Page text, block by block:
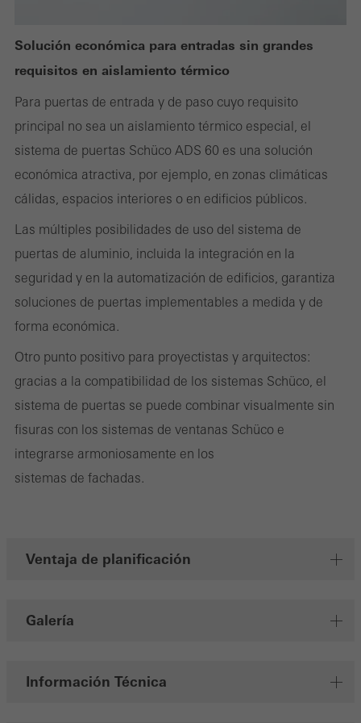
Solución económica para entradas sin grandes
requisitos en aislamiento térmico
Para puertas de entrada y de paso cuyo requisito
principal no sea un aislamiento térmico especial, el
sistema de puertas Schüco ADS 60 es una solución
económica atractiva, por ejemplo, en zonas climáticas
cálidas, espacios interiores o en edificios públicos.
Las múltiples posibilidades de uso del sistema de
puertas de aluminio, incluida la integración en la
seguridad y en la automatización de edificios, garantiza
soluciones de puertas implementables a medida y de
forma económica.
Otro punto positivo para proyectistas y arquitectos:
gracias a la compatibilidad de los sistemas Schüco, el
sistema de puertas se puede combinar visualmente sin
fisuras con los sistemas de ventanas Schüco e
integrarse armoniosamente en los
sistemas de fachadas.
Ventaja de planificación
Galería
Información Técnica
Cookies estadísticas / de análisis
Estas cookies se utilizan con fines estadísticos con el fin de
analizar el uso del sitio web y optimizar nuestra oferta mediante
la evaluación de campañas que hemos realizado, por ejemplo.
Estas cookies se utilizan para mejorar la facilidad de uso del sitio
web y, por tanto, la experiencia del usuario. Recopilan
información sobre cómo se usa el sitio web, el número de visitas,
el tiempo promedio que se pasa en el sitio web y las páginas a
las que se llama.
Cookies de marketing / de terceros